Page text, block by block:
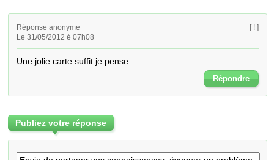
Réponse anonyme
Le 31/05/2012 é 07h08
[ ! ]
Une jolie carte suffit je pense.
Répondre
Publiez votre réponse